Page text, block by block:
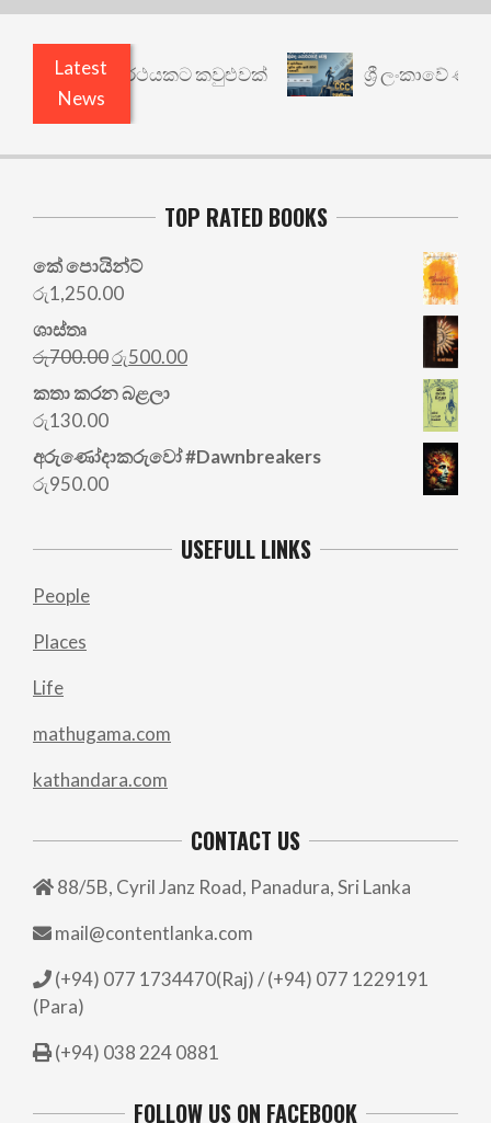
Latest
News
වෙනත් යථාර්ථයකට කවුළුවක් ශ්‍රී ලංකාවේ ණය
TOP RATED BOOKS
කේ පොයින්ට්
රු1,250.00
ශාස්තෘ
රු700.00Original
price
was:
රු500.00Current
කතා කරන බළලා
රු130.00
අරු‍ණෝදාකරුවෝ #Dawnbreakers
රු950.00
USEFULL LINKS
People
Places
Life
mathugama.com
kathandara.com
CONTACT US
88/5B, Cyril Janz Road, Panadura, Sri Lanka
mail@contentlanka.com
(+94) 077 1734470(Raj) / (+94) 077 1229191
(Para)
(+94) 038 224 0881
FOLLOW US ON FACEBOOK